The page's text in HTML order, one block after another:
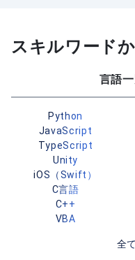
スキルワード
言語
Python
JavaScript
TypeScript
Unity
iOS（Swift）
C言語
C++
VBA
全